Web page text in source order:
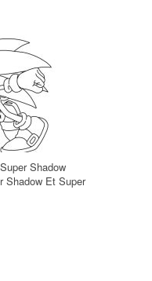
Shadow
Shadow Et Super